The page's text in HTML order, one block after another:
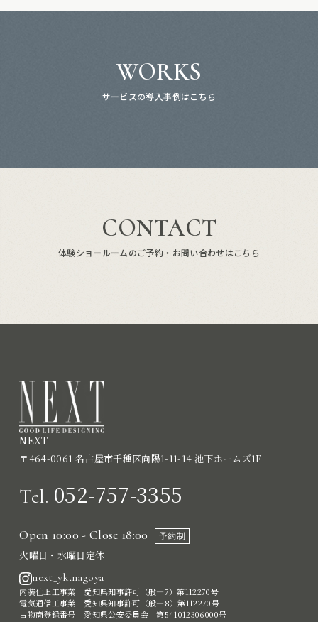
WORKS
サービスの導入事例はこちら
CONTACT
体験ショールームのご予約・お問い合わせはこちら
NEXT
〒464-0061 名古屋市千種区向陽1-11-14 池下ホームズ1F
Tel. 052-757-3355
Open 10:00 - Close 18:00 予約制
火曜日・水曜日定休
next_yk.nagoya
内装仕上工事業 愛知県知事許可（般―7）第112270号
電気通信工事業 愛知県知事許可（般―8）第112270号
古物商登録番号 愛知県公安委員会 第541012306000号